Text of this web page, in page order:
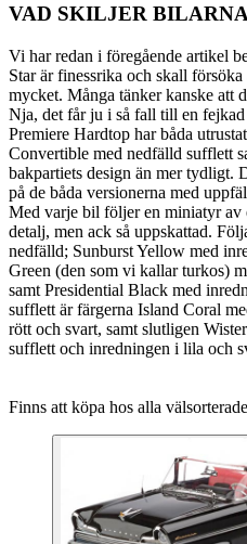
VAD SKILJER
Vi har redan i föregående artikel
Star är finessrika och skall
mycket. Många tänker kanske att
Nja, det får ju i så fall till en
Premiere Hardtop har båda
Convertible med nedfälld sufflett
bakpartiets design än mer tydligt.
på de båda versionerna med
Med varje bil följer en miniatyr av
detalj, men ack så uppskattad.
nedfälld; Sunburst Yellow med
Green (den som vi kallar turkos)
samt Presidential Black med
sufflett är färgerna Island Coral
rött och svart, samt slutligen
sufflett och inredningen i lila och
Finns att köpa hos alla